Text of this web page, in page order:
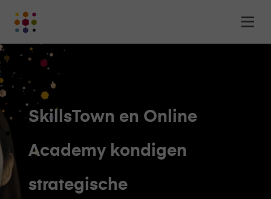
-
het
online
leerplatform
voor
organisaties
SkillsTown en Online
Academy kondigen
strategische